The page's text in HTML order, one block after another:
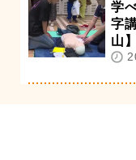
学
字
山】